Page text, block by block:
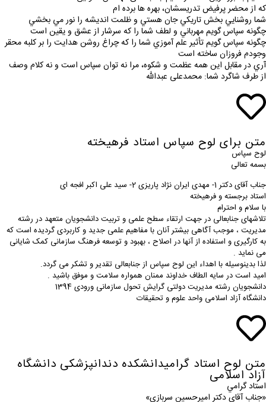
که از محضر پرفیض تدریسشان، بهره ها برده ام
شما روشنايي بخش تاريكي جان هستي و ظلمت انديشه را نور مي بخشي
چگونه سپاس گويم مهرباني و لطف شما را كه سرشار از عشق و يقين است
چگونه سپاس گويم تأثير علم آموزي شما را كه چراغ روشن هدايت را بر كلبه محقر
وجودم فروزان ساخته است
آري در مقابل اين همه عظمت و شكوه، مرا نه توان سپاس است و نه كلام وصف
از طرف شاگرد شما: محمدعلی عبدالله
متن برای لوح سپاس استاد فرهیخته
لوح سپاس
بسمه تعالی
جناب آقای دکتر 1- مهدی ایران نژاد پاریزی 2- سید علی اکبر افجه ای
استاد برجسته و فرهیخته
با سلام و احترام
تلاشهای جنابعالی در جهت ارتقاء سطح علمی و تربیت دانشجویان متعهد در رشته
مدیریت ، موجب آگاهی بیشتر آنان با مفاهیم علمی جدید و کاربردی گردیده است که
به کارگیری و استفاده از آنها در اصلاح ، بهبود و توسعه فرهنگ سازمانی کمک شایانی
می نماید .
لذا بدینوسیله با اهداء این لوح سپاس از جنابعالی تقدیر و تشکر می گردد.
امید است در سایه الطاف خداوند ممنان همواره سلامت و موفق باشید .
دانشجویان رشته مدیریت دولتی گرایش تحول سازمانی ورودی 1394
دانشگاه آزاد اسلامی واحد علوم و تحقیقات
متن لوح استاد گرامیدانشکده دندانپزشکی دانشگاه
آزاد اسلامی
استاد گرامي
«جناب آقاي دكتر امیرحسین سربازي»